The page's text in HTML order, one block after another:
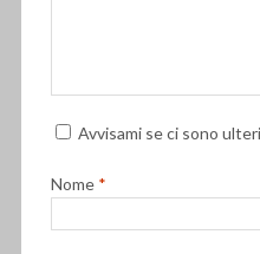
Avvisami se ci sono
Nome *